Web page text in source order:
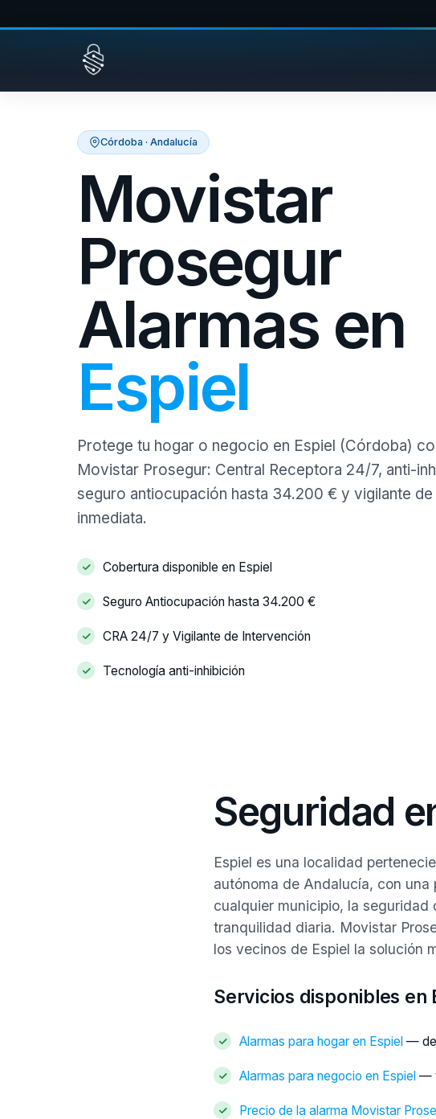
Córdoba · Andalucía
Movistar
Prosegur
Alarmas en
Espiel
Protege tu hogar o negocio en Espiel (Córdoba)
Movistar Prosegur: Central Receptora 24/7, anti-
seguro antiocupación hasta 34.200 € y vigilante
inmediata.
Cobertura disponible en Espiel
Seguro Antiocupación hasta 34.200 €
CRA 24/7 y Vigilante de Intervención
Tecnología anti-inhibición
Seguridad
Espiel es una localidad
autónoma de Andalucía, con
cualquier municipio, la
tranquilidad diaria. Movistar
los vecinos de Espiel la solución
Servicios disponibles en
Alarmas para hogar en Espiel —
Alarmas para negocio en Espiel —
Precio de la alarma Movistar